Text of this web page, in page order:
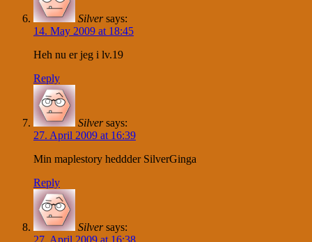
Silver says:
14. May 2009 at 18:45
Heh nu er jeg i lv.19
Reply
Silver says:
27. April 2009 at 16:39
Min maplestory heddder SilverGinga
Reply
Silver says:
27. April 2009 at 16:38